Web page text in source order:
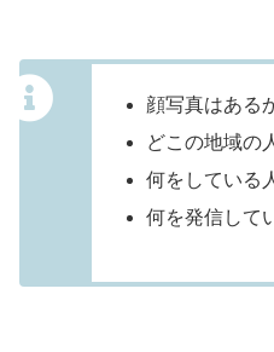
顔写真はある
どこの地域の
何をしている
何を発信して